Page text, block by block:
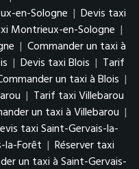
en-Sologne | Devis taxi
Montrieux-en-Sologne |
| Commander un taxi à
| Devis taxi Blois | Tarif
un taxi à Blois |
| Tarif taxi Villebarou
un taxi à Villebarou |
taxi Saint-Gervais-la-
la-Forêt | Réserver taxi
un taxi à Saint-Gervais-